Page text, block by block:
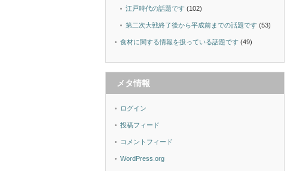
江戸時代の話題です (102)
第二次大戦終了後から平成前までの話題です (53)
食材に関する情報を扱っている話題です (49)
メタ情報
ログイン
投稿フィード
コメントフィード
WordPress.org